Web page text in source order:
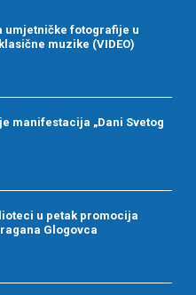
umjetničke fotografije u
muzike (VIDEO)
manifestacija „Dani Svetog
u petak promocija
Glogovca